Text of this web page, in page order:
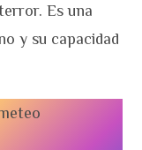
Es una
y su capacidad